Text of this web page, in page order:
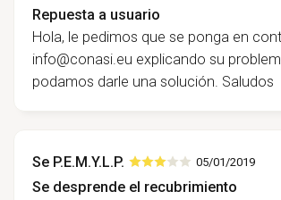
Repuesta a usuario
Hola, le pedimos que se ponga en
info@conasi.eu explicando su
podamos darle una solución. Saludos
Se P.E.M.Y.L.P. 05/01/2019
Se desprende el recubrimiento